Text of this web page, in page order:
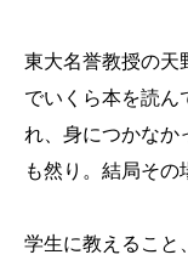
東大名誉教授の天
でいくら本を読ん
れ、身につかなか
も然り。結局その
学生に教えること